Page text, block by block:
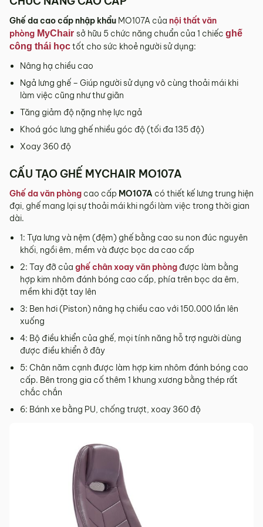
Ghế da cao cấp nhập khẩu MO107A của nội thất văn
phòng MyChair sở hữu 5 chức năng chuẩn của 1 chiếc ghế
công thái họctốt cho sức khoẻ người sử dụng:
Nâng hạ chiều cao
Ngả lưng ghế – Giúp người sử dụng vô cùng thoải mái khi
làm việc cũng như thư giãn
Tăng giảm độ nặng nhẹ lực ngả
Khoá góc lưng ghế nhiều góc độ (tối đa 135 độ)
Xoay 360 độ
CẤU TẠO GHẾ MYCHAIR MO107A
Ghế da văn phòng cao cấp MO107A có thiết kế lưng trung hiện
đại, ghế mang lại sự thoải mái khi ngồi làm việc trong thời gian
dài.
1: Tựa lưng và nệm (đệm) ghế bằng cao su non đúc nguyên
khối, ngồi êm, mềm và được bọc da cao cấp
2: Tay đỡ của ghế chân xoay văn phòng được làm bằng
hợp kim nhôm đánh bóng cao cấp, phía trên bọc da êm,
mềm khi đặt tay lên
3: Ben hơi (Piston) nâng hạ chiều cao với 150.000 lần lên
xuống
4: Bộ điều khiển của ghế, mọi tính năng hỗ trợ người dùng
được điều khiển ở đây
5: Chân năm cạnh được làm hợp kim nhôm đánh bóng cao
cấp. Bên trong gia cố thêm 1 khung xương bằng thép rất
chắc chắn
6: Bánh xe bằng PU, chống trượt, xoay 360 độ
tỉnh/thành phố khác
Các Tỉnh/ Thành khác ngoài khu vực Hà Nội, Đà Nẵng và
TP. Hồ Chí Minh phí vận chuyển sẽ được tính trên từng đơn
Phí giao hàng sẽ được MyChair thông báo và xác nhận với
khách hàng trước khi tiến hành thanh toán đơn hàng và
giao hàng.
Trong quá trình vận chuyển quý khách có bất kỳ thắc mắc,
phát sinh hoặc góp ý nào vui lòng liên hệ Hotline
468để nhận được sự hỗ trợ nhanh nhất.
4. Chính sách Đổi trả, Hoàn tiền
Thời hạn:
ngày kể từ ngày nhận hàng.
4.1. Các trường hợp được đổi trả sản phẩm
Sản phẩm bị lỗi do nhà sản xuất.
Giao sai sản phẩm, sai mẫu mã so với đơn hàng.
Sản phẩm hư hỏng trong quá trình vận chuyển (rách, xước,
vỡ…).
Sản phẩm còn nguyên tình trạng ban đầu, chưa qua sử
dụng, còn nguyên chứng từ mua hàng do MyChair cung
cấp có chữ ký của bên bán và bên mua.
* Trường hợp khách hàng đổi trả sản phẩm mà chúng tôi
không còn sản phẩm thay thế, khách hàng không chọn được
mẫu sản phẩm khác ưng ý thì Quý khách sẽ được hoàn tiền
đúng với số tiền đã mua sản phẩm hoặc Quý khách tiến hành
đặt hàng sản xuất theo yêu cầu.
4.2. Các trường hợp không được đổi trả sản
Sản phẩm đã qua sử dụng, sản phẩm có dấu hiệu chỉnh sửa
hoặc tự ý sửa chữa mà không có sự đồng ý của nhà sản
Sản phẩm sau khi đã được giao hàng, nhận hàng, Quý
khách kiểm tra hàng không có bất kỳ lỗi sản phẩm nào và
đã ký vào biên bản nghiệm thu.